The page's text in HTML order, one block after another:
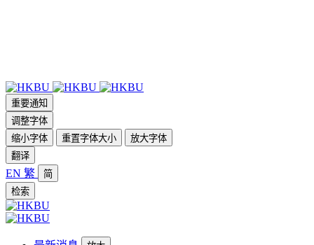
重要通知
调整字体
缩小字体
重置字体大小
放大字体
翻译
EN 繁
简
检索